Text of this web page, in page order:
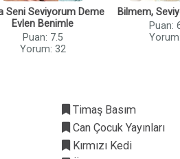
Seni Seviyorum Deme
Evlen Benimle
Puan: 7.5
Yorum: 32
Bilmem,
Puan:
Timaş Basım
Can Çocuk Yayınları
Kırmızı Kedi